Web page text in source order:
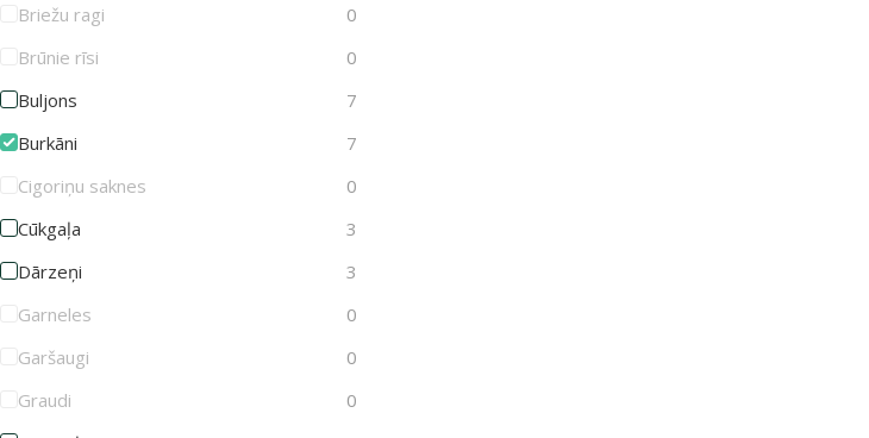
Briežu ragi
0
Brūnie rīsi
0
Buljons
7
Burkāni
7
Cigoriņu saknes
0
Cūkgaļa
3
Dārzeņi
3
Garneles
0
Garšaugi
0
Graudi
0